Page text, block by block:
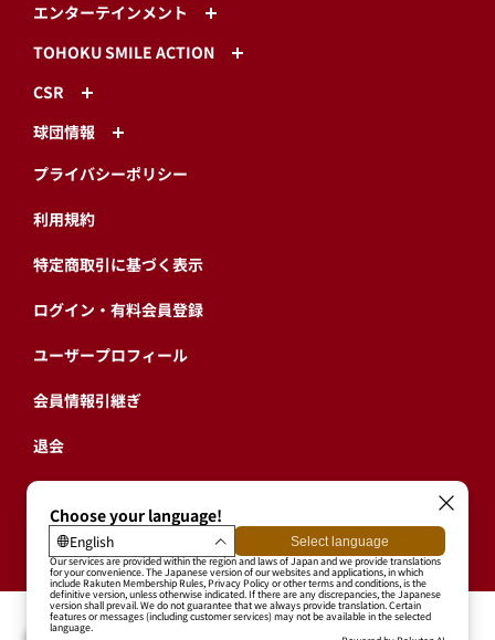
エンターテインメント
TOHOKU SMILE ACTION
CSR
球団情報
プライバシーポリシー
利用規約
特定商取引に基づく表示
ログイン・有料会員登録
ユーザープロフィール
会員情報引継ぎ
退会
東北楽天ゴールデンイーグルス公式サイト
Copyright © RAKUTEN BASEBALL, INC. All Rights Reserved.